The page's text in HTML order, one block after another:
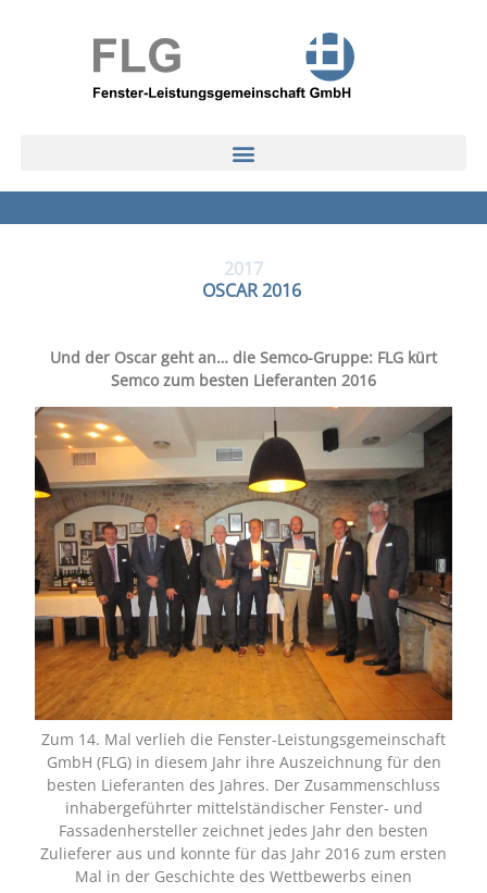
2017
OSCAR 2016
Und der Oscar geht an… die Semco-Gruppe: FLG kürt
Semco zum besten Lieferanten 2016
Zum 14. Mal verlieh die Fenster-Leistungsgemeinschaft
GmbH (FLG) in diesem Jahr ihre Auszeichnung für den
besten Lieferanten des Jahres. Der Zusammenschluss
inhabergeführter mittelständischer Fenster- und
Fassadenhersteller zeichnet jedes Jahr den besten
Zulieferer aus und konnte für das Jahr 2016 zum ersten
Mal in der Geschichte des Wettbewerbs einen